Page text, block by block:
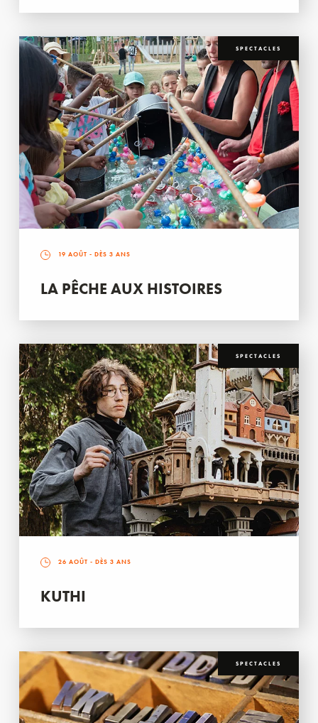
SPECTACLES
19 AOÛT - DÈS 3 ANS
LA PÊCHE AUX HISTOIRES
SPECTACLES
26 AOÛT - DÈS 3 ANS
KUTHI
SPECTACLES